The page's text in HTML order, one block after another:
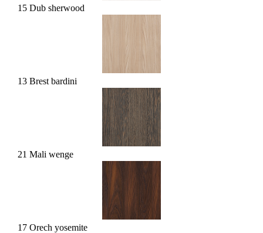
15 Dub sherwood
13 Brest bardini
21 Mali wenge
17 Orech yosemite